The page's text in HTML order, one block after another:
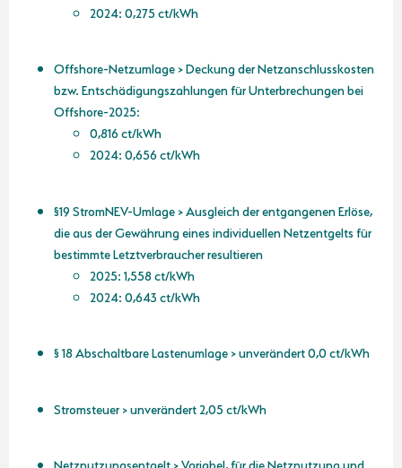
2024: 0,275 ct/kWh
Offshore-Netzumlage > Deckung der Netzanschlusskosten
bzw. Entschädigungszahlungen für Unterbrechungen bei
Offshore-2025:
0,816 ct/kWh
2024: 0,656 ct/kWh
§19 StromNEV-Umlage > Ausgleich der entgangenen Erlöse,
die aus der Gewährung eines individuellen Netzentgelts für
bestimmte Letztverbraucher resultieren
2025: 1,558 ct/kWh
2024: 0,643 ct/kWh
§ 18 Abschaltbare Lastenumlage > unverändert 0,0 ct/kWh
Stromsteuer > unverändert 2,05 ct/kWh
Netznutzungsentgelt > Variabel, für die Netznutzung und